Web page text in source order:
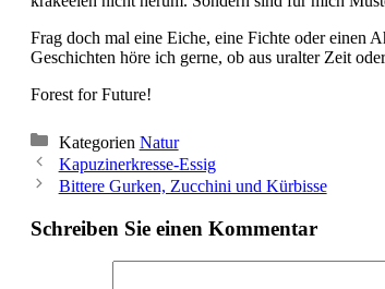
Frag doch mal eine Eiche, eine Fichte oder einen
Geschichten höre ich gerne, ob aus uralter Zeit
Forest for Future!
Kategorien Natur
Kapuzinerkresse-Essig
Bittere Gurken, Zucchini und Kürbisse
Schreiben Sie einen Kommentar